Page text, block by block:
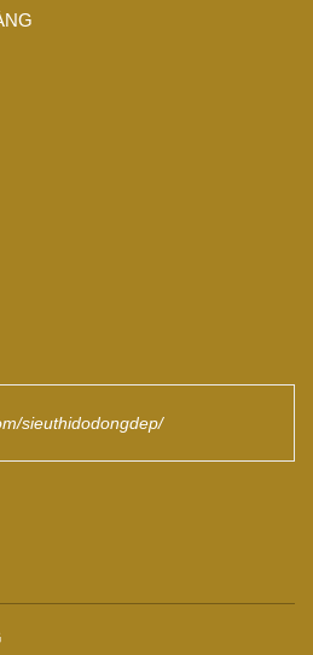
sieuthidodongdep/